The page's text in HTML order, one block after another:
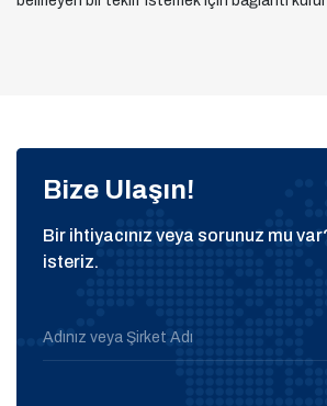
Bize Ulaşın!
Bir ihtiyacınız veya sorunuz mu
isteriz.
Adınız veya Şirket Adı